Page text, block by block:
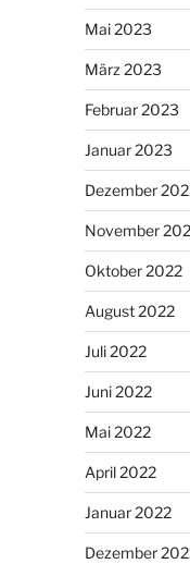
Mai 2023
März 2023
Februar 2023
Januar 2023
Dezember
November
Oktober 2022
August 2022
Juli 2022
Juni 2022
Mai 2022
April 2022
Januar 2022
Dezember